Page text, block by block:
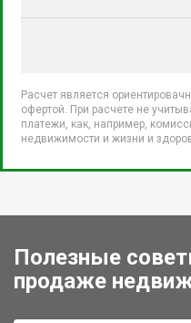
Расчет является
офертой. При расчете не
платежи, как, например,
недвижимости и жизни и
Полезные
продаже